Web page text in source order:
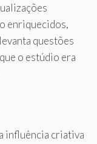
enriquecidos,
levanta questões
o estúdio era
a influência criativa